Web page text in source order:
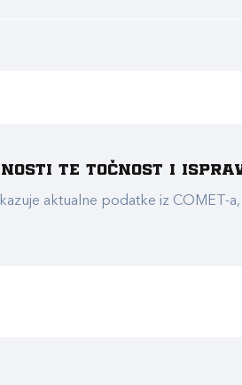
te točnost i
aktualne podatke iz